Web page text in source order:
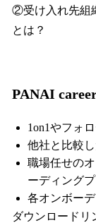
②受け入れ先組
とは？
PANAI
1on1やフォ
他社と比較
職場任せの
ーディング
各オンボー
ダウンロードリ